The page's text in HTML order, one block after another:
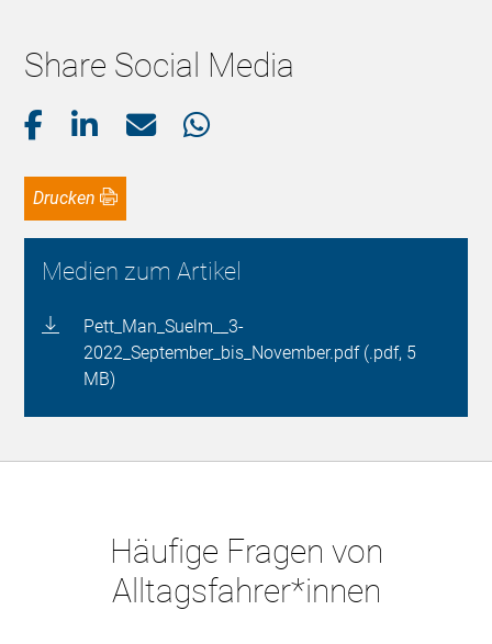
Share Social Media
Drucken
Medien zum Artikel
Pett_Man_Suelm__3-
2022_September_bis_November.pdf (.pdf, 5
MB)
Häufige Fragen von
Alltagsfahrer*innen